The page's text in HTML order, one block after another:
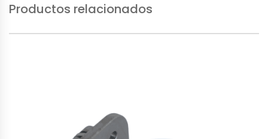
Productos relacionados